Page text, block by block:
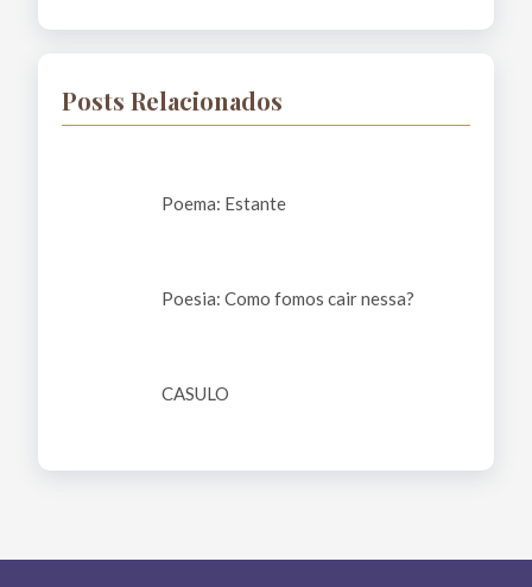
Posts Relacionados
Poema: Estante
Poesia: Como fomos cair nessa?
CASULO